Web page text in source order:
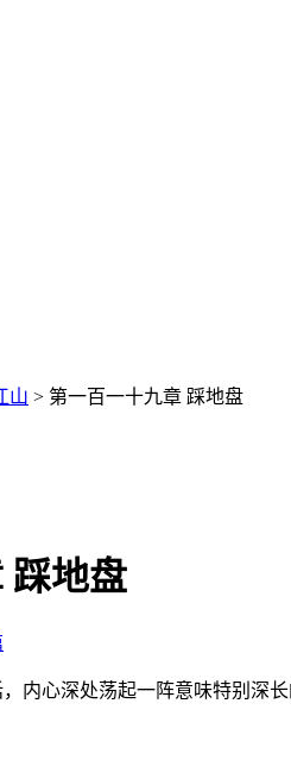
山 > 第一百一十九章 踩地盘
踩地盘
内心深处荡起一阵意味特别深长